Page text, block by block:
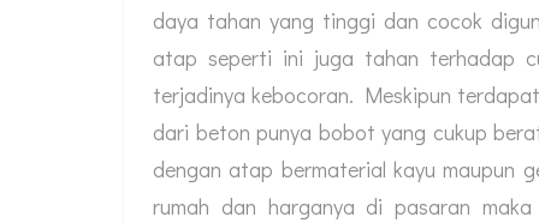
daya tahan yang tinggi dan cocok
atap seperti ini juga tahan terhadap
terjadinya kebocoran. Meskipun
dari beton punya bobot yang cukup
dengan atap bermaterial kayu maupun
rumah dan harganya di pasaran